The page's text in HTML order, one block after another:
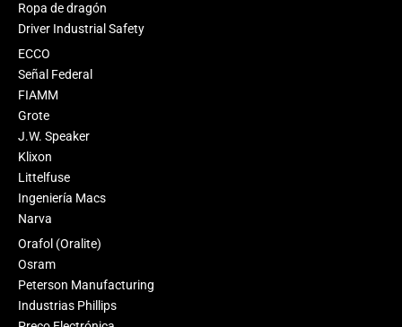
Ropa de dragón
Driver Industrial Safety
ECCO
Señal Federal
FIAMM
Grote
J.W. Speaker
Klixon
Littelfuse
Ingeniería Macs
Narva
Orafol (Oralite)
Osram
Peterson Manufacturing
Industrias Phillips